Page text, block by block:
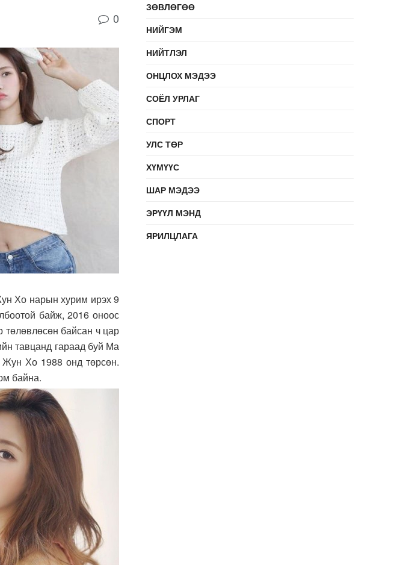
0
Хо нарын хурим ирэх 9
байж, 2016 оноос
төлөвлөсөн байсан ч цар
тавцанд гараад буй Ма
Жун Хо 1988 онд төрсөн.
байна.
ЗӨВЛӨГӨӨ
НИЙГЭМ
НИЙТЛЭЛ
ОНЦЛОХ МЭДЭЭ
СОЁЛ УРЛАГ
СПОРТ
УЛС ТӨР
ХҮМҮҮС
ШАР МЭДЭЭ
ЭРҮҮЛ МЭНД
ЯРИЛЦЛАГА